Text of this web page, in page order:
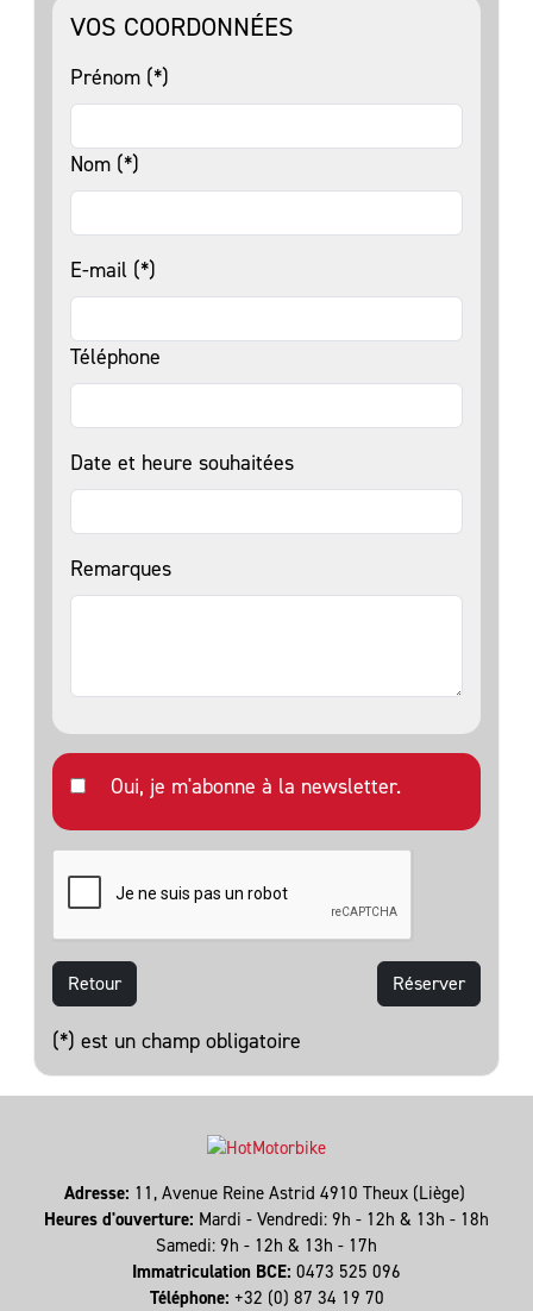
VOS COORDONNÉES
Prénom (*)
Nom (*)
E-mail (*)
Téléphone
Date et heure souhaitées
Remarques
Oui, je m'abonne à la newsletter.
Retour
(*) est un champ obligatoire
Adresse: 11, Avenue Reine Astrid 4910 Theux (Liège)
Heures d'ouverture: Mardi - Vendredi: 9h - 12h & 13h - 18h
Samedi: 9h - 12h & 13h - 17h
Immatriculation BCE: 0473 525 096
Téléphone: +32 (0) 87 34 19 70